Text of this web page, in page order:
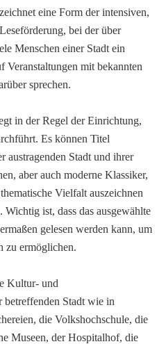
eine Form der intensiven,
bei der über
Menschen einer Stadt ein
Veranstaltungen mit bekannten
sprechen.
in der Regel der Einrichtung,
Es können Titel
austragenden Stadt und ihrer
aber auch moderne Klassiker,
Vielfalt auszeichnen
Wichtig ist, dass das ausgewählte
gelesen werden kann, um
zu ermöglichen.
Kultur- und
betreffenden Stadt wie in
die Volkshochschule, die
Museen, der Hospitalhof, die